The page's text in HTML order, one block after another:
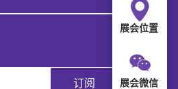
订阅
展会位置
展会微信